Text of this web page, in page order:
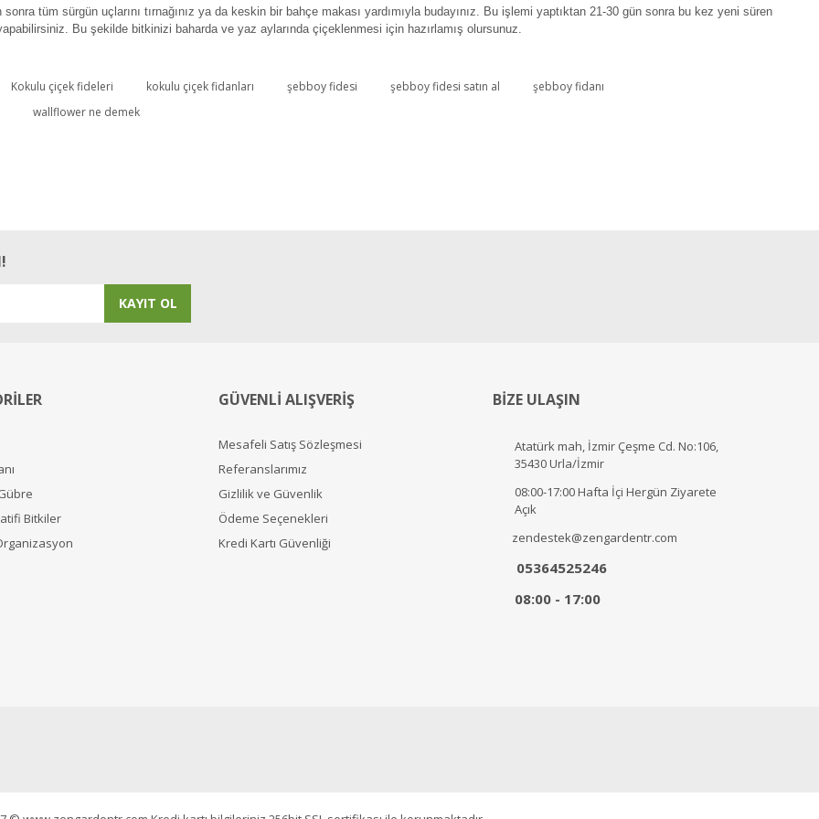
tüm sürgün uçlarını tırnağınız ya da keskin bir bahçe makası yardımıyla budayınız. Bu işlemi yaptıktan 21-30 gün sonra bu kez yeni süren
Bu şekilde bitkinizi baharda ve yaz aylarında çiçeklenmesi için hazırlamış olursunuz.
Kokulu çiçek fideleri kokulu çiçek fidanları şebboy fidesi şebboy fidesi satın al
şebboy fidanı
wallflower ne demek
KAYIT OL
Bitkiler
GÜVENLİ ALIŞVERİŞ
Mesafeli Satış Sözleşmesi
Referanslarımız
Gizlilik ve Güvenlik
Ödeme Seçenekleri
Kredi Kartı Güvenliği
BİZE ULAŞIN
Atatürk mah, İzmir Çeşme Cd. No:106,
35430 Urla/İzmir
08:00-17:00 Hafta İçi Hergün Ziyarete
Açık
zendestek@zengardentr.com
05364525246
08:00 - 17:00